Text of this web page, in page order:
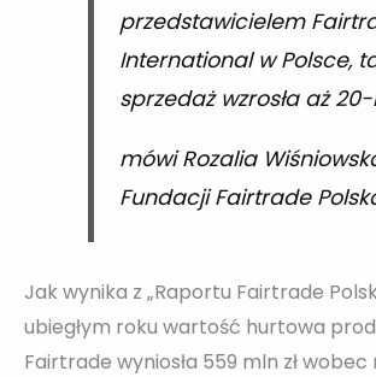
przedstawicielem
International w Polsce,
sprzedaż wzrosła aż
mówi Rozalia
Fundacji Fairtrade
Jak wynika z „Raportu Fairtrade
ubiegłym roku wartość hurtowa
Fairtrade wyniosła 559 mln zł wobec